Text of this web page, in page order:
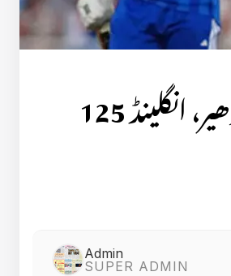
تیسرا ٹی ٹوئنٹی: بھارتی ٹیم 76 رنز پر ڈھیر، انگلینڈ 125
Admin
SUPER ADMIN